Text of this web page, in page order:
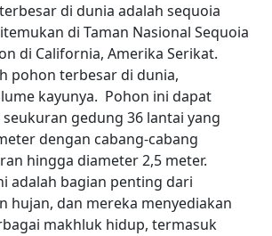
di dunia adalah sequoia
di Taman Nasional Sequoia
di California, Amerika Serikat.
pohon terbesar di dunia,
kayunya. Pohon ini dapat
gedung 36 lantai yang
dengan cabang-cabang
hingga diameter 2,5 meter.
adalah bagian penting dari
hujan, dan mereka menyediakan
makhluk hidup, termasuk